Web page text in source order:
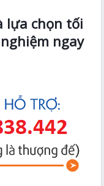
lựa chọn tối
ngay